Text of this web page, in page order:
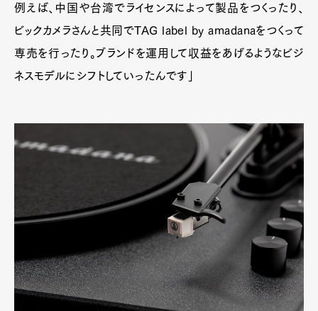
例えば、中国や台湾でライセンスによって製品をつくったり、
ビックカメラさんと共同でTAG label by amadanaをつくって
専売を行ったり。ブランドを運用して収益をあげるようなビジ
ネスモデルにシフトしていったんです」